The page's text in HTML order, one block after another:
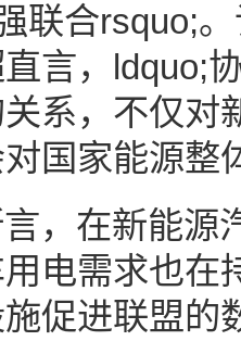
联合rsquo;
言，ldquo;
系，不仅对
国家能源整
，在新能源
电需求也在
促进联盟的